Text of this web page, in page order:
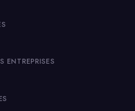
ENTREPRISES